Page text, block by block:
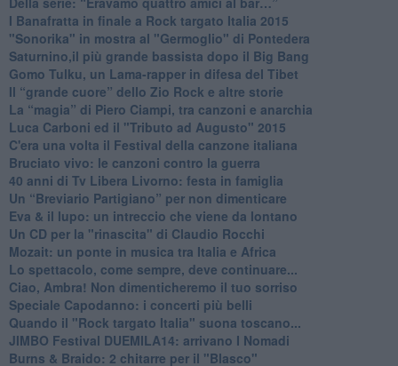
I Banafratta in finale a Rock targato Italia 2015
"Sonorika" in mostra al "Germoglio" di Pontedera
​Saturnino,il più grande bassista dopo il Big Bang
​Gomo Tulku, un Lama-rapper in difesa del Tibet
​Il “grande cuore” dello Zio Rock e altre storie
La “magia” di Piero Ciampi, tra canzoni e anarchia
Luca Carboni ed il "Tributo ad Augusto" 2015
C'era una volta il Festival della canzone italiana
Bruciato vivo: le canzoni contro la guerra
40 anni di Tv Libera Livorno: festa in famiglia
Un “Breviario Partigiano” per non dimenticare
Eva & il lupo: un intreccio che viene da lontano
Un CD per la "rinascita" di Claudio Rocchi
Mozait: un ponte in musica tra Italia e Africa
Lo spettacolo, come sempre, deve continuare...
Ciao, Ambra! Non dimenticheremo il tuo sorriso
Speciale Capodanno: i concerti più belli
Quando il "Rock targato Italia" suona toscano...
JIMBO Festival DUEMILA14: arrivano I Nomadi
Burns & Braido: 2 chitarre per il "Blasco"